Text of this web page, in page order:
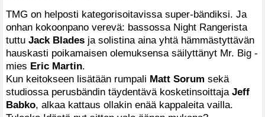
TMG on helposti kategorisoitavissa super-bändiksi. Ja
onhan kokoonpano verevä: bassossa Night Rangerista
tuttu Jack Blades ja solistina aina yhtä hämmästyttävän
hauskasti poikamaisen olemuksensa säilyttänyt Mr. Big -
mies Eric Martin.
Kun keitokseen lisätään rumpali Matt Sorum sekä
studiossa perusbändin täydentävä kosketinsoittaja Jeff
Babko, alkaa kattaus ollakin enää kappaleita vailla.